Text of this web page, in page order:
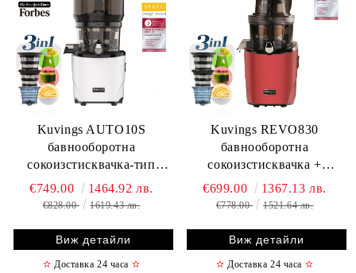
Kuvings AUTO10S
бавнооборотна
сокоизстисквачка-тип
свободни ръце + комплект
приставки за смути и
€749.00 1464.92 лв.
€828.00 1619.43 лв.
Виж детайли
✫ Доставка 24 часа ✫
Kuvings REVO830
бавнооборотна
сокоизстисквачка +
комплект приставки за
смути и сорбе/сладолед
€699.00 1367.13 лв.
€778.00 1521.64 лв.
Виж детайли
✫ Доставка 24 часа ✫